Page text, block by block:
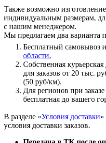
Также возможно
индивидуальным размерам,
с нашим менеджером.
Мы предлагаем два варианта
Бесплатный самовывоз
области.
Собственная
для заказов от 20 тыс.
(50 руб/км).
Для регионов при
бесплатная до вашего
В разделе «Условия доставки»
условия доставки заказов.